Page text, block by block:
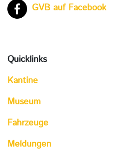
GVB auf Facebook
Quicklinks
Kantine
Museum
Fahrzeuge
Meldungen